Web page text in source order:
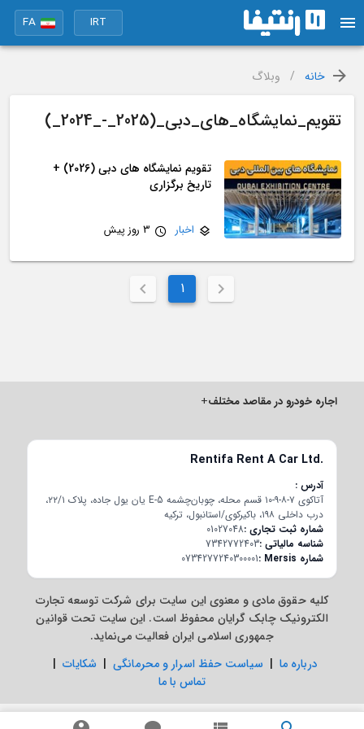
IRT
FA
خانه / وبلاگ
تقویم_نمایشگاه_های_دبی_(2025_-_2024_)
تقویم نمایشگاه های دبی (2026) +
تاریخ برگزاری
اخبار 3 روز پیش
1
اجاره خودرو در مقاصد مختلف+
Rentifa Rent A Car Ltd.
آدرس
آتاکوی ۷-۸-۹-۱۰ قسم محله، چوبان‌چشمه E-5 یان یول جاده، پلاک ۲۲/۱،
درب داخلی ۱۹۸، باکیرکوی/استانبول، ترکیه
شماره ثبت تجاری01027048
شناسه مالیاتی7342772403
شماره Mersis
0734277240300001
کلیه حقوق مادی و معنوی این سایت برای شرکت توسعه تجارت
الکترونیک چابک گرایان محفوظ است. این سایت تحت قوانین
جمهوری اسلامی ایران فعالیت می‌نماید.
درباره ما | سیاست حفظ اسرار و محرمانگی | شکایات |
تماس با ما